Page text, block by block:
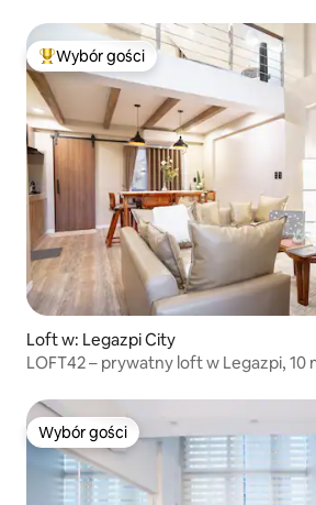
Najpopularniejsze z kategorii Wybór
Wybór gości
Loft w: Legazpi City
LOFT42 – prywatny loft w Legazpi, 10
Wybór gości
Wybór gości